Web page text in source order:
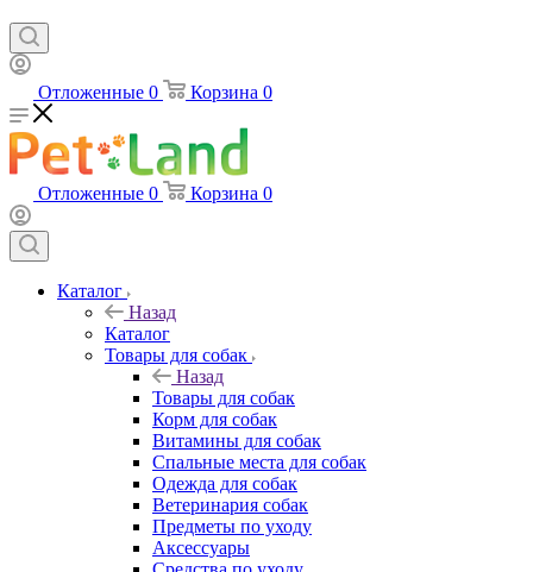
Отложенные 0 Корзина 0
Отложенные 0 Корзина 0
Каталог
Назад
Каталог
Товары для собак
Назад
Товары для собак
Корм для собак
Витамины для собак
Спальные места для собак
Одежда для собак
Ветеринария собак
Предметы по уходу
Аксессуары